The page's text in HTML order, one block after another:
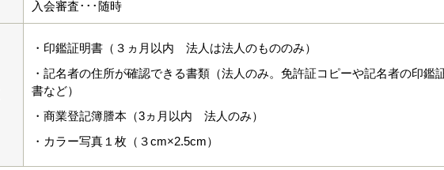
入会審査･･･随時
・印鑑証明書（３ヵ月以内 法人は法人のもののみ）
・記名者の住所が確認できる書類（法人のみ。免許証コピーや記名者の印鑑
書など）
・商業登記簿謄本（3ヵ月以内 法人のみ）
・カラー写真１枚（３cm×2.5cm）